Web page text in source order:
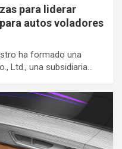
para liderar
autos voladores
ha formado una
Ltd., una subsidiaria…